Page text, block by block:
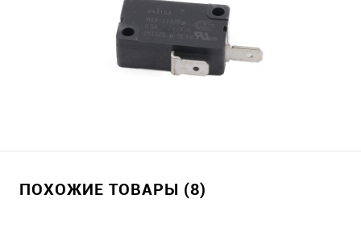
ПОХОЖИЕ ТОВАРЫ (8)